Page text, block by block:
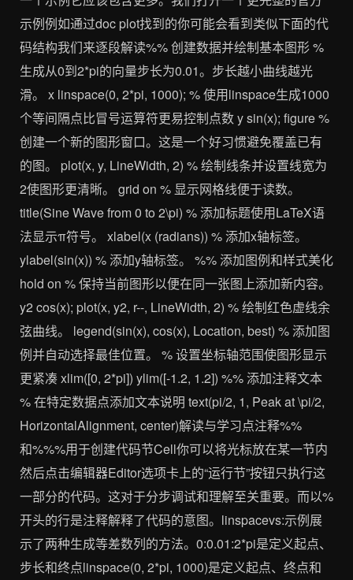
示例例如通过doc plot找到的你可能会看到类似下面的代
码结构我们来逐段解读%% 创建数据并绘制基本图形 %
生成从0到2*pi的向量步长为0.01。步长越小曲线越光
滑。 x linspace(0, 2*pi, 1000); % 使用linspace生成1000
个等间隔点比冒号运算符更易控制点数 y sin(x); figure %
创建一个新的图形窗口。这是一个好习惯避免覆盖已有
的图。 plot(x, y, LineWidth, 2) % 绘制线条并设置线宽为
2使图形更清晰。 grid on % 显示网格线便于读数。
title(Sine Wave from 0 to 2\pi) % 添加标题使用LaTeX语
法显示π符号。 xlabel(x (radians)) % 添加x轴标签。
ylabel(sin(x)) % 添加y轴标签。 %% 添加图例和样式美化
hold on % 保持当前图形以便在同一张图上添加新内容。
y2 cos(x); plot(x, y2, r--, LineWidth, 2) % 绘制红色虚线余
弦曲线。 legend(sin(x), cos(x), Location, best) % 添加图
例并自动选择最佳位置。 % 设置坐标轴范围使图形显示
更紧凑 xlim([0, 2*pi]) ylim([-1.2, 1.2]) %% 添加注释文本
% 在特定数据点添加文本说明 text(pi/2, 1, Peak at \pi/2,
HorizontalAlignment, center)解读与学习点注释%%
和%%%用于创建代码节Cell你可以将光标放在某一节内
然后点击编辑器Editor选项卡上的“运行节”按钮只执行这
一部分的代码。这对于分步调试和理解至关重要。而以%
开头的行是注释解释了代码的意图。linspacevs:示例展
示了两种生成等差数列的方法。0:0.01:2*pi是定义起点、
步长和终点linspace(0, 2*pi, 1000)是定义起点、终点和